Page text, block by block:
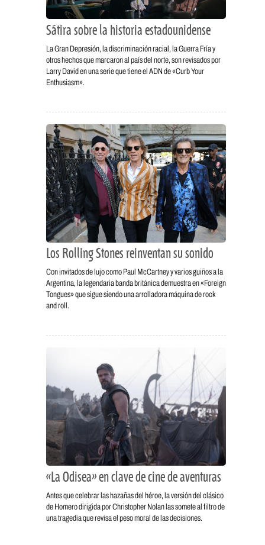
Sátira sobre la historia estadounidense
La Gran Depresión, la discriminación racial, la Guerra Fría y
otros hechos que marcaron al país del norte, son revisados por
Larry David en una serie que tiene el ADN de «Curb Your
Enthusiasm».
Los Rolling Stones reinventan su sonido
Con invitados de lujo como Paul McCartney y varios guiños a la
Argentina, la legendaria banda británica demuestra en «Foreign
Tongues» que sigue siendo una arrolladora máquina de rock
and roll.
«La Odisea» en clave de cine de aventuras
Antes que celebrar las hazañas del héroe, la versión del clásico
de Homero dirigida por Christopher Nolan las somete al filtro de
una tragedia que revisa el peso moral de las decisiones.